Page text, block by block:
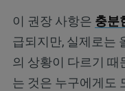
이 권장 사항은 충분
급되지만, 실제로는
의 상황이 다르기 때
는 것은 누구에게도